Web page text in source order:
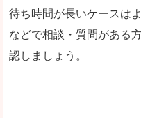
待ち時間が長いケースは
などで相談・質問がある
認しましょう。